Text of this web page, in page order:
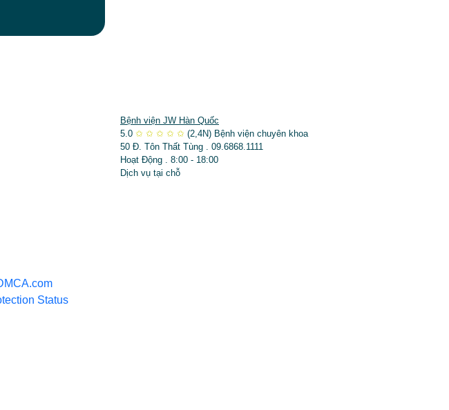
Bệnh viện JW Hàn Quốc
5.0 ✩ ✩ ✩ ✩ ✩ (2,4N) Bệnh viện chuyên khoa
50 Đ. Tôn Thất Tùng . 09.6868.1111
Hoạt Động . 8:00 - 18:00
Dịch vụ tại chỗ